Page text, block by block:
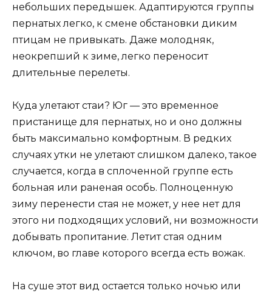
небольших передышек. Адаптируются группы
пернатых легко, к смене обстановки диким
птицам не привыкать. Даже молодняк,
неокрепший к зиме, легко переносит
длительные перелеты.
Куда улетают стаи? Юг — это временное
пристанище для пернатых, но и оно должны
быть максимально комфортным. В редких
случаях утки не улетают слишком далеко, такое
случается, когда в сплоченной группе есть
больная или раненая особь. Полноценную
зиму перенести стая не может, у нее нет для
этого ни подходящих условий, ни возможности
добывать пропитание. Летит стая одним
ключом, во главе которого всегда есть вожак.
На суше этот вид остается только ночью или